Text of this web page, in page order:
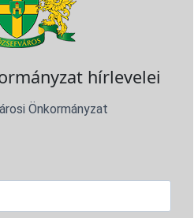
hírlevelei
Önkormányzat